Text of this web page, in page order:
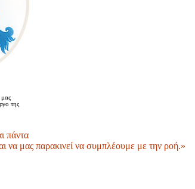
της
πάντα
να μας παρακινεί να συμπλέουμε με την ροή.»